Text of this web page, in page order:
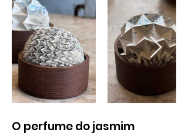
O perfume do jasmim